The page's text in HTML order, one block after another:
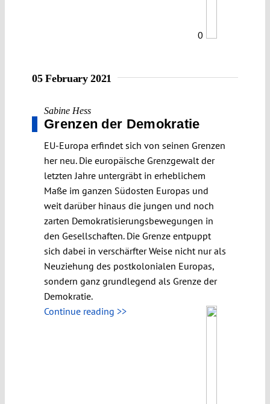
0
05 February 2021
Sabine Hess
Grenzen der Demokratie
EU-Europa erfindet sich von seinen Grenzen
her neu. Die europäische Grenzgewalt der
letzten Jahre untergräbt in erheblichem
Maße im ganzen Südosten Europas und
weit darüber hinaus die jungen und noch
zarten Demokratisierungsbewegungen in
den Gesellschaften. Die Grenze entpuppt
sich dabei in verschärfter Weise nicht nur als
Neuziehung des postkolonialen Europas,
sondern ganz grundlegend als Grenze der
Demokratie.
Continue reading >>